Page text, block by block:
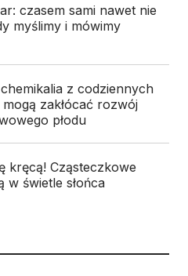
czasem sami nawet nie
myślimy i mówimy
z codziennych
zakłócać rozwój
płodu
kręcą! Cząsteczkowe
w świetle słońca